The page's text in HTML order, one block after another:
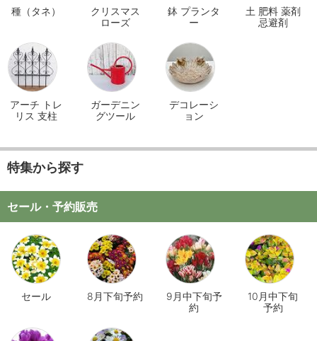
種（タネ）
クリスマス
ローズ
鉢 プランタ
ー
土 肥料 薬剤
忌避剤
アーチ トレ
リス 支柱
ガーデニン
グツール
デコレーシ
ョン
特集から探す
セール・予約販売
セール 8月下旬予約
9月中下旬予
約
10月中下旬
予約